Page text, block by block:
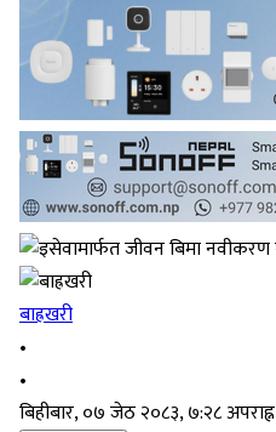
बाह्रखरी
•
•
बिहीबार, ०७ जेठ २०८३, ७:२८ अपराह्न